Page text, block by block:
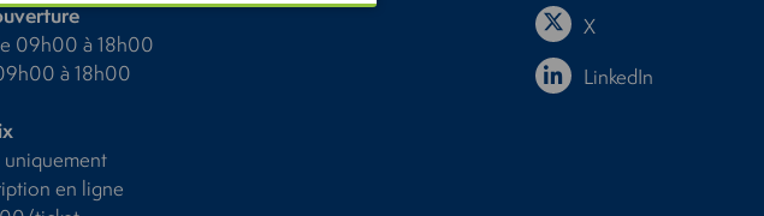
09h00 à 18h00
à 18h00
uniquement
en ligne
X
LinkedIn